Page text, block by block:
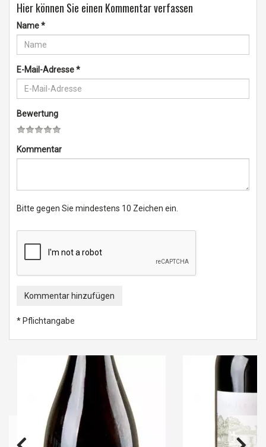
Hier können Sie einen Kommentar verfassen
Name*
E-Mail-Adresse*
Bewertung
Kommentar
Bitte gegen Sie mindestens 10 Zeichen ein.
Kommentar hinzufügen
* Pflichtangabe